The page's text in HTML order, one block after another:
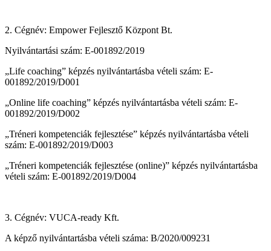
2. Cégnév: Empower Fejlesztő Központ Bt.
Nyilvántartási szám: E-001892/2019
„Life coaching” képzés nyilvántartásba vételi szám: E-
001892/2019/D001
„Online life coaching” képzés nyilvántartásba vételi szám: E-
001892/2019/D002
„Tréneri kompetenciák fejlesztése” képzés nyilvántartásba vételi
szám: E-001892/2019/D003
„Tréneri kompetenciák fejlesztése (online)” képzés nyilvántartásba
vételi szám: E-001892/2019/D004
3. Cégnév: VUCA-ready Kft.
A képző nyilvántartásba vételi száma: B/2020/009231